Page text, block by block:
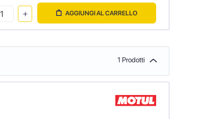
AGGIUNGI AL CARRELLO
1 Prodotti